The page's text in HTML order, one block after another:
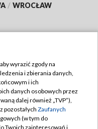
/ WROCŁAW
wyrazić zgody na
i zbierania danych,
i ich
danych osobowych przez
dalej również „TVP”),
pozostałych Zaufanych
(w tym do
Twoich zainteresowań i